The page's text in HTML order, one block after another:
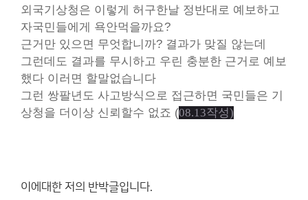
외국기상청은 이렇게 허구한날 정반대로 예보하고
자국민들에게 욕안먹을까요?
근거만 있으면 무엇합니까? 결과가 맞질 않는데
그런데도 결과를 무시하고 우린 충분한 근거로 예보
했다 이러면 할말없습니다
그런 쌍팔년도 사고방식으로 접근하면 국민들은 기
상청을 더이상 신뢰할수 없죠 (08.13작성)
이에대한 저의 반박글입니다.